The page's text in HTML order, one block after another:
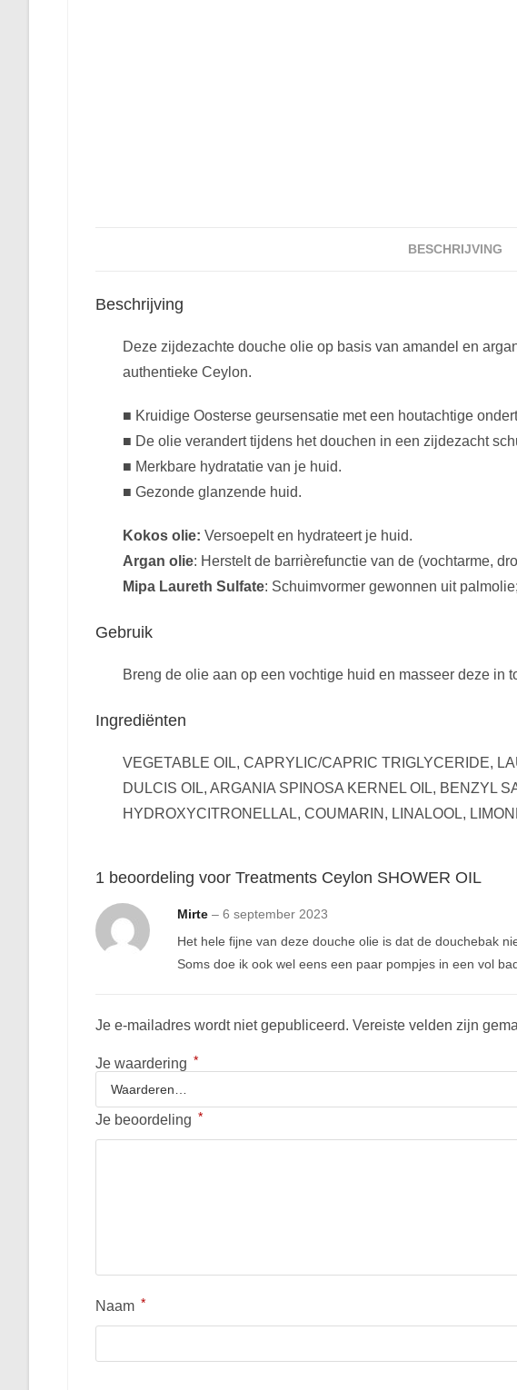
BESCHRIJVING
Beschrijving
Deze zijdezachte douche olie op basis van amandel en
authentieke Ceylon.
■ Kruidige Oosterse geursensatie met een houtachtige
■ De olie verandert tijdens het douchen in een zijdezacht
■ Merkbare hydratatie van je huid.
■ Gezonde glanzende huid.
Kokos olie: Versoepelt en hydrateert je huid.
Argan olie: Herstelt de barrièrefunctie van de (vochtarme,
Mipa Laureth Sulfate: Schuimvormer gewonnen uit
Gebruik
Breng de olie aan op een vochtige huid en masseer deze in
Ingrediënten
VEGETABLE OIL, CAPRYLIC/CAPRIC TRIGLYCERIDE,
DULCIS OIL, ARGANIA SPINOSA KERNEL OIL, BENZYL
HYDROXYCITRONELLAL, COUMARIN, LINALOOL,
1 beoordeling voorTreatments Ceylon SHOWER OIL
Mirte– 6 september 2023
Het hele fijne van deze douche olie is dat de douchebak
Soms doe ik ook wel eens een paar pompjes in een vol
Je e-mailadres wordt niet gepubliceerd. Vereiste velden zijn
Je waardering *
Je beoordeling *
Naam *